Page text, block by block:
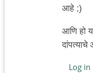
आहे ;)
आणि हो
Log in